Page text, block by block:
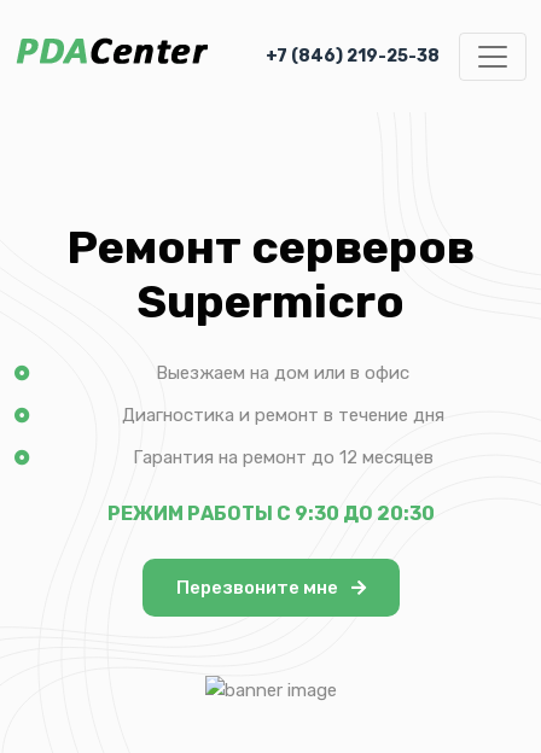
+7 (846) 219-25-38
Ремонт серверов
Supermicro
Выезжаем на дом или в офис
Диагностика и ремонт в течение дня
Гарантия на ремонт до 12 месяцев
РЕЖИМ РАБОТЫ С 9:30 ДО 20:30
Перезвоните мне